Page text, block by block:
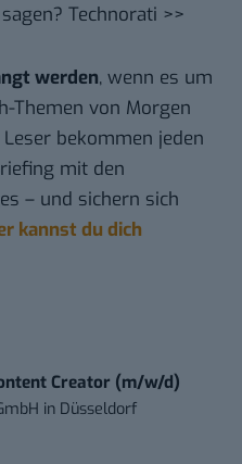
Technorati >>
werden, wenn es um
Themen von Morgen
bekommen jeden
mit den
– und sichern sich
kannst du dich
Creator (m/w/d)
in Düsseldorf